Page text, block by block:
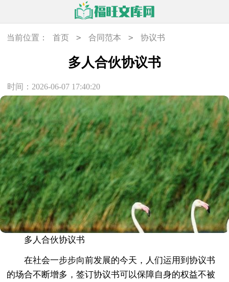
当前位置： 首页 > 合同范本 > 协议书
多人合伙协议书
时间：2026-06-07 17:40:20
多人合伙协议书
在社会一步步向前发展的今天，人们运用到协议书
的场合不断增多，签订协议书可以保障自身的权益不被